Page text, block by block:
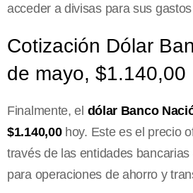
acceder a divisas para sus
Cotización Dólar
de mayo, $1.140,00
Finalmente, el dólar Banco
$1.140,00hoy. Este es el precio
través de las entidades
para operaciones de ahorro y